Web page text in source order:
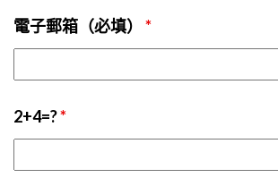
電子郵箱（必填） *
2+4=?*